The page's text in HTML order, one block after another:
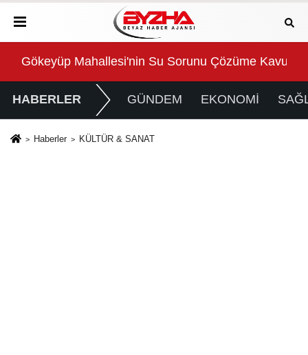
Gökeyüp Mahallesi'nin Su Sorunu Çözüme
HABERLER GÜNDEM EKONOMİ
Haberler KÜLTÜR & SANAT